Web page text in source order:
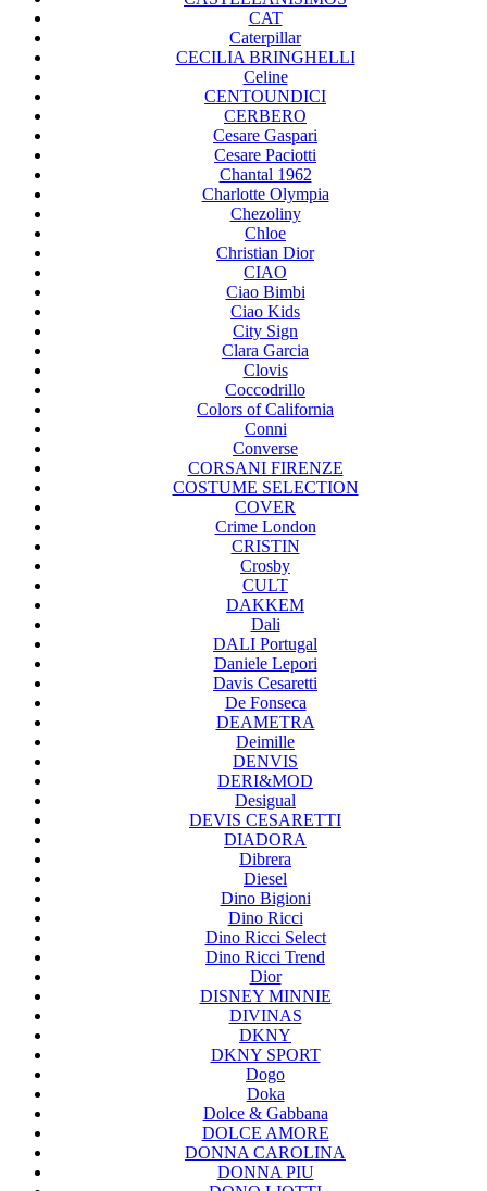
CAT
Caterpillar
CECILIA BRINGHELLI
Celine
CENTOUNDICI
CERBERO
Cesare Gaspari
Cesare Paciotti
Chantal 1962
Charlotte Olympia
Chezoliny
Chloe
Christian Dior
CIAO
Ciao Bimbi
Ciao Kids
City Sign
Clara Garcia
Clovis
Coccodrillo
Colors of California
Conni
Converse
CORSANI FIRENZE
COSTUME SELECTION
COVER
Crime London
CRISTIN
Crosby
CULT
DAKKEM
Dali
DALI Portugal
Daniele Lepori
Davis Cesaretti
De Fonseca
DEAMETRA
Deimille
DENVIS
DERI&MOD
Desigual
DEVIS CESARETTI
DIADORA
Dibrera
Diesel
Dino Bigioni
Dino Ricci
Dino Ricci Select
Dino Ricci Trend
Dior
DISNEY MINNIE
DIVINAS
DKNY
DKNY SPORT
Dogo
Doka
Dolce & Gabbana
DOLCE AMORE
DONNA CAROLINA
DONNA PIU